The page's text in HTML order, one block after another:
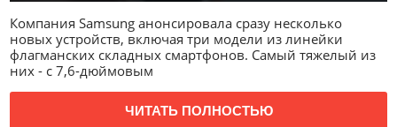
Компания Samsung анонсировала сразу несколько
новых устройств, включая три модели из линейки
флагманских складных смартфонов. Самый тяжелый из
них - с 7,6-дюймовым
ЧИТАТЬ ПОЛНОСТЬЮ